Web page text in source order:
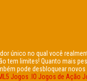
único no qual você
tem limites! Quanto mais
pode desbloquear
Jogos .IO Jogos de Ação